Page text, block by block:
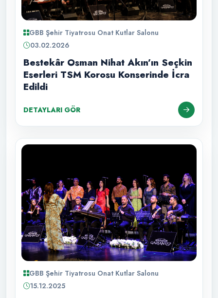
GBB Şehir Tiyatrosu Onat Kutlar Salonu
03.02.2026
Bestekâr Osman Nihat Akın’ın Seçkin
Eserleri TSM Korosu Konserinde İcra
Edildi
DETAYLARI GÖR
GBB Şehir Tiyatrosu Onat Kutlar Salonu
15.12.2025